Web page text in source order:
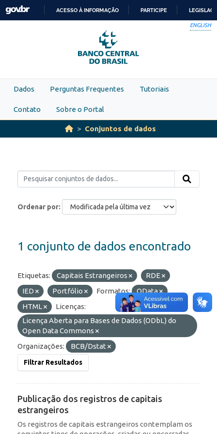
Skip to main content
PARA
O
CONTEÚDO
ACESSO À INFORMAÇÃO PARTICIPE
ENGLISH
Dados Perguntas Frequentes Tutoriais
Contato Sobre o Portal
Conjuntos de dados
Ordenar por
1 conjunto de dados encontrado
Etiquetas: Capitais Estrangeiros
RDE
IED
Portfólio Formatos:
OData
HTML
Licenças:
Licença Aberta para Bases de Dados (ODbL) do
Open Data Commons
Organizações:
BCB/Dstat
Filtrar Resultados
Publicação dos registros de capitais
estrangeiros
Os registros de capitais estrangeiros contemplam os